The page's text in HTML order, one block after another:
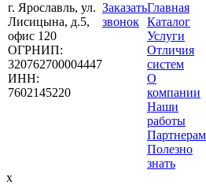
г. Ярославль, ул.
Лисицына, д.5,
офис 120
ОГРНИП:
320762700004447
ИНН:
7602145220
Заказать
звонок
Главная
Каталог
Услуги
Отличия
систем
О
компании
Наши
работы
Партнерам
Полезно
знать
x